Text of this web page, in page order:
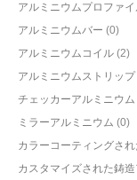
アルミニウムプロファ
アルミニウムバー (0)
アルミニウムコイル (2)
アルミニウムストリップ
チェッカーアルミニウム
ミラーアルミニウム (0)
カラーコーティングさ
カスタマイズされた鋳